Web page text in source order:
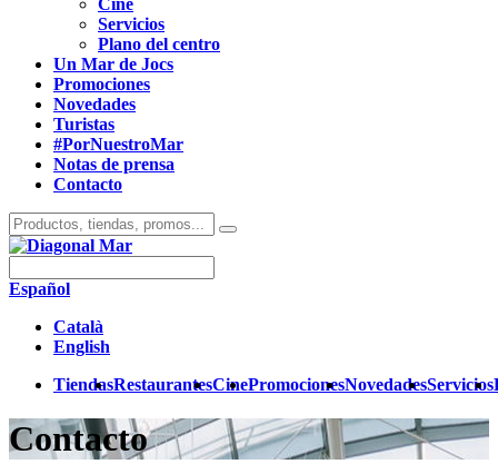
Cine
Servicios
Plano del centro
Un Mar de Jocs
Promociones
Novedades
Turistas
#PorNuestroMar
Notas de prensa
Contacto
Español
Català
English
TiendasRestaurantesCinePromocionesNovedadesServicios
Contacto